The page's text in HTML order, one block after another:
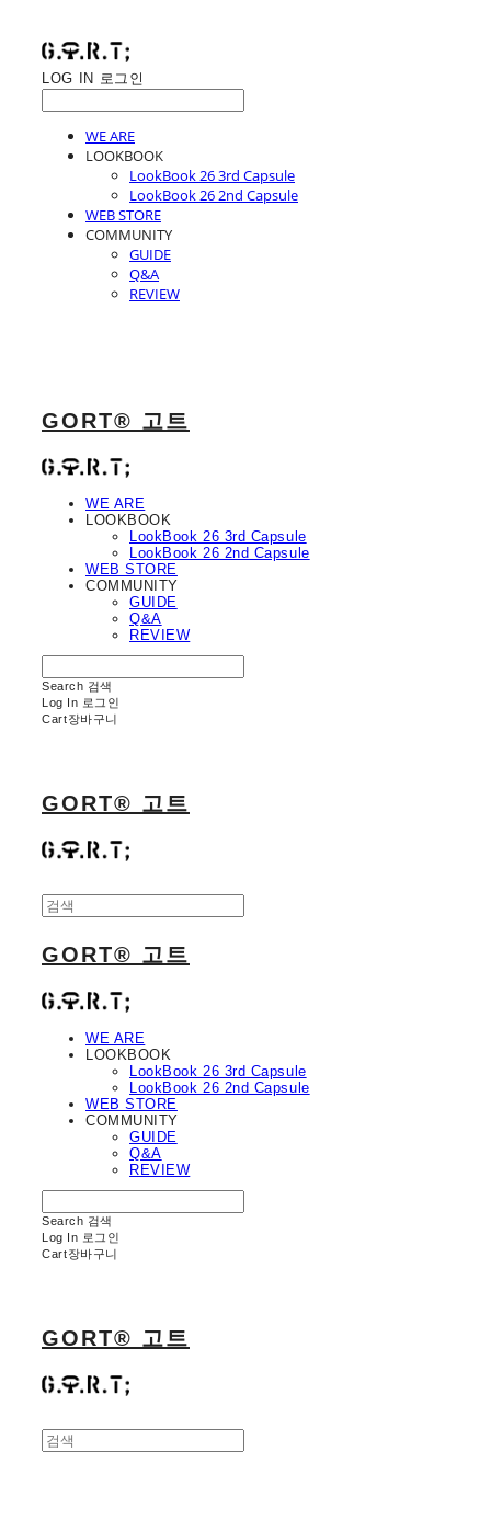
LOG IN 로그인
WE ARE
LOOKBOOK
LookBook 26 3rd Capsule
LookBook 26 2nd Capsule
WEB STORE
COMMUNITY
GUIDE
Q&A
REVIEW
GORT® 고트
WE ARE
LOOKBOOK
LookBook 26 3rd Capsule
LookBook 26 2nd Capsule
WEB STORE
COMMUNITY
GUIDE
Q&A
REVIEW
Search 검색
Log In 로그인
Cart장바구니
GORT® 고트
GORT® 고트
WE ARE
LOOKBOOK
LookBook 26 3rd Capsule
LookBook 26 2nd Capsule
WEB STORE
COMMUNITY
GUIDE
Q&A
REVIEW
Search 검색
Log In 로그인
Cart장바구니
GORT® 고트